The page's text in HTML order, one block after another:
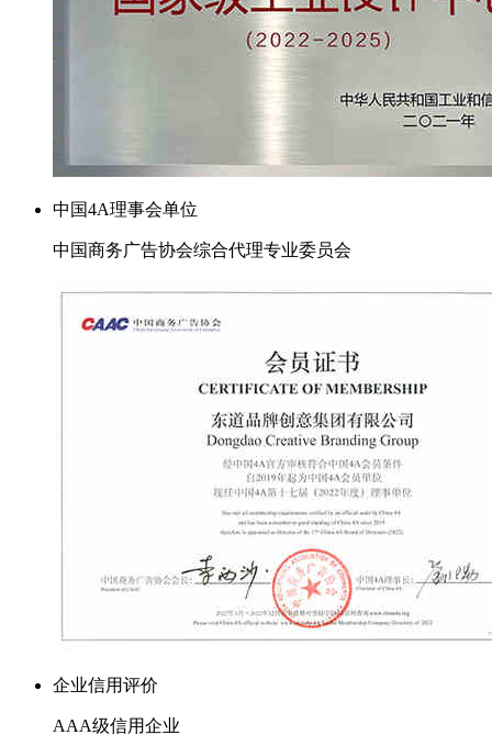
中国4A理事会单位
中国商务广告协会综合代理专业委员会
企业信用评价
AAA级信用企业